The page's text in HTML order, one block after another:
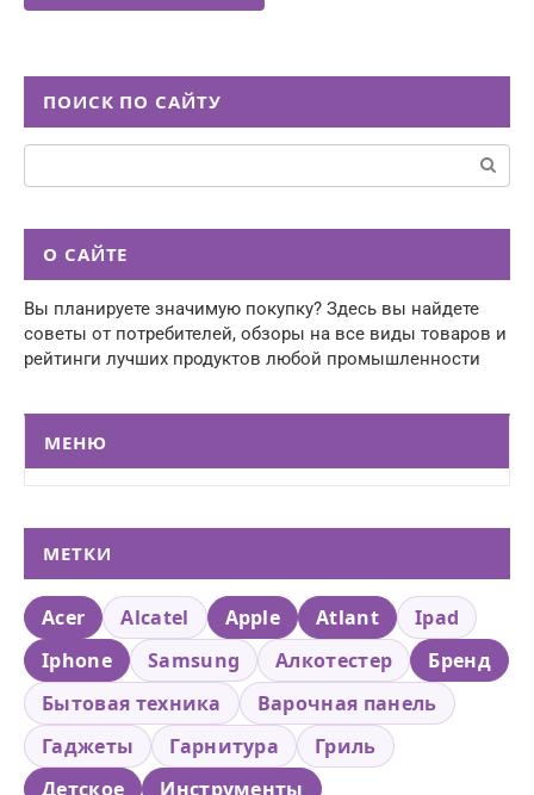
ПОИСК ПО САЙТУ
Поиск:
О САЙТЕ
Вы планируете значимую покупку? Здесь вы найдете
советы от потребителей, обзоры на все виды товаров и
рейтинги лучших продуктов любой промышленности
МЕНЮ
МЕТКИ
Acer Alcatel Apple Atlant
Ipad
Iphone
Samsung Алкотестер
Бренд
Бытовая техника
Варочная панель
Гаджеты
Гарнитура
Гриль
Детское
Инструменты